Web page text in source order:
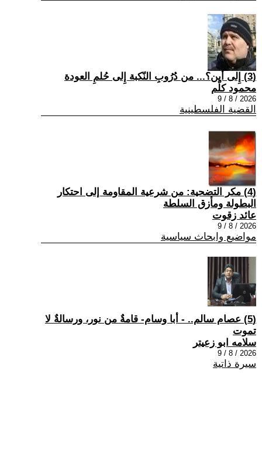
(3) إِلى أين؟... من دُرُوبِ النّكبة إِلى حُلمِ العودة
محمود كلّم
2026 / 8 / 9
القضية الفلسطينية
(4) مكر التضحية: من شرعية المقاومة إلى احتكار
البطولة ومأزق السلطة
عائد زقوت
2026 / 8 / 9
مواضيع وابحاث سياسية
(5) عصام سالم.. - أبا وسام- قامةٌ من نور، ورسالةٌ لا
تموت
سلامه ابو زعيتر
2026 / 8 / 9
سيرة ذاتية